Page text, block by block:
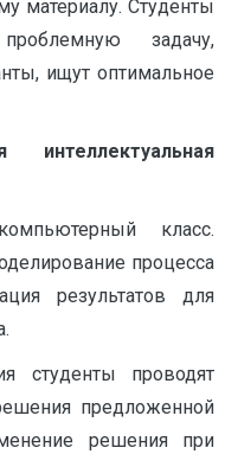
материалу. Студенты
задачу,
ищут оптимальное
класс.
процесса
результатов для
студенты проводят
предложенной
решения при